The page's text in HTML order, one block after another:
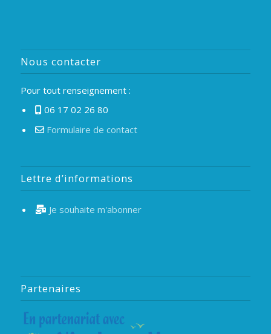
Nous contacter
Pour tout renseignement :
06 17 02 26 80
Formulaire de contact
Lettre d’informations
Je souhaite m'abonner
Partenaires